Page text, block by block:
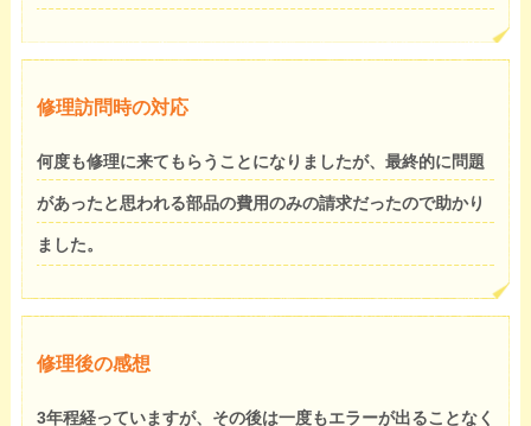
修理訪問時の対応
何度も修理に来てもらうことになりましたが、最終的に問題
があったと思われる部品の費用のみの請求だったので助かり
ました。
修理後の感想
3年程経っていますが、その後は一度もエラーが出ることなく